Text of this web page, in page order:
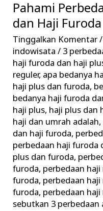
Pahami
dan Haji Furoda
Tinggalkan Komentar/
indowisata/ 3
haji furoda dan haji
reguler, apa bedanya
haji plus dan furoda,
bedanya haji furoda
haji plus, haji plus dan
haji dan umrah adalah,
dan haji furoda,
perbedaan haji furoda
plus dan furoda,
furoda, perbedaan
furoda, perbedaan
furoda, perbedaan
sebutkan 3
Pahami
Perbedaan
Antara
Haji
Plus
dan
Haji
Furoda